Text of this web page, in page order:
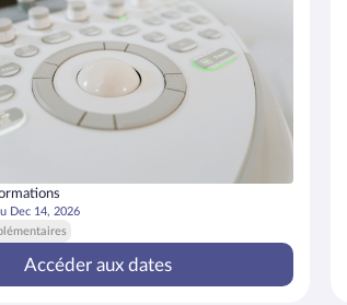
Dec 14, 2026
Accéder aux dates